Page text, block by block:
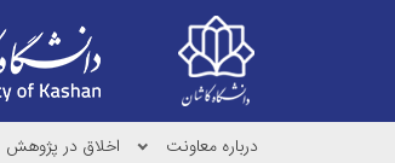
درباره معاونت اخلاق در پژوهش